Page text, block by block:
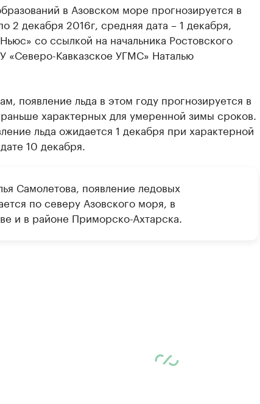
в Азовском море прогнозируется в
2 декабря 2016г, средняя дата – 1 декабря,
со ссылкой на начальника Ростовского
«Северо-Кавказское УГМС» Наталью
появление льда в этом году прогнозируется в
характерных для умеренной зимы сроков.
льда ожидается 1 декабря при характерной
10 декабря.
Самолетова, появление ледовых
по северу Азовского моря, в
и в районе Приморско-Ахтарска.